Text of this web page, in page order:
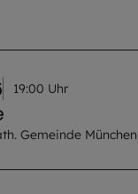
19:00 Uhr
Gemeinde